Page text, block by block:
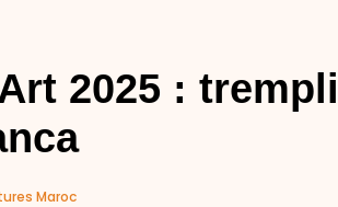
2025 :
Maroc